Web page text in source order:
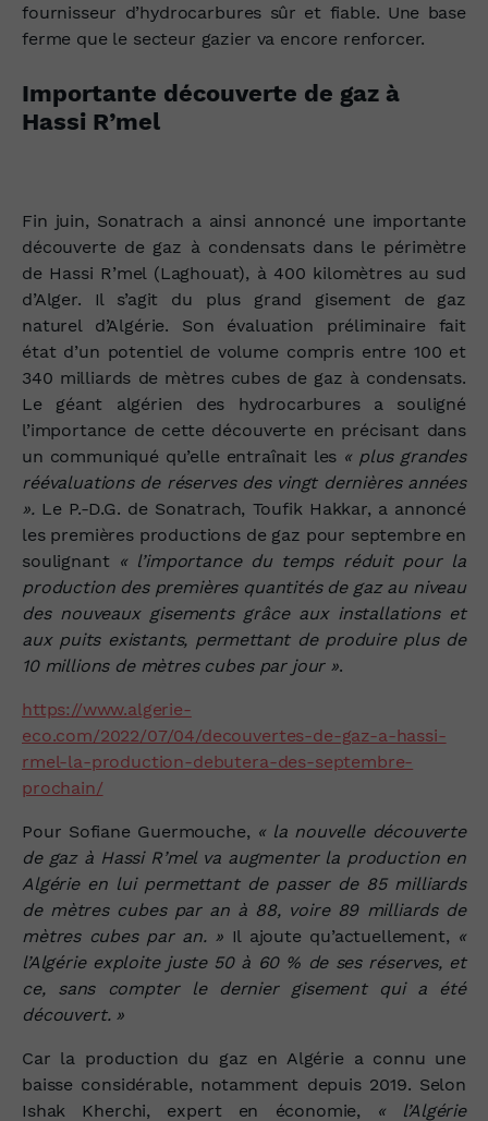
fournisseur d’hydrocarbures sûr et fiable. Une base
ferme que le secteur gazier va encore renforcer.
Importante découverte de gaz à
Hassi R’mel
Fin juin, Sonatrach a ainsi annoncé une importante
découverte de gaz à condensats dans le périmètre
de Hassi R’mel (Laghouat), à 400 kilomètres au sud
d’Alger. Il s’agit du plus grand gisement de gaz
naturel d’Algérie. Son évaluation préliminaire fait
état d’un potentiel de volume compris entre 100 et
340 milliards de mètres cubes de gaz à condensats.
Le géant algérien des hydrocarbures a souligné
l’importance de cette découverte en précisant dans
un communiqué qu’elle entraînait les « plus grandes
réévaluations de réserves des vingt dernières années
». Le P.-D.G. de Sonatrach, Toufik Hakkar, a annoncé
les premières productions de gaz pour septembre en
soulignant « l’importance du temps réduit pour la
production des premières quantités de gaz au niveau
des nouveaux gisements grâce aux installations et
aux puits existants, permettant de produire plus de
10 millions de mètres cubes par jour ».
https://www.algerie-
eco.com/2022/07/04/decouvertes-de-gaz-a-hassi-
rmel-la-production-debutera-des-septembre-
prochain/
Pour Sofiane Guermouche, « la nouvelle découverte
de gaz à Hassi R’mel va augmenter la production en
Algérie en lui permettant de passer de 85 milliards
de mètres cubes par an à 88, voire 89 milliards de
mètres cubes par an. » Il ajoute qu’actuellement, «
l’Algérie exploite juste 50 à 60 % de ses réserves, et
ce, sans compter le dernier gisement qui a été
découvert. »
Car la production du gaz en Algérie a connu une
baisse considérable, notamment depuis 2019. Selon
Ishak Kherchi, expert en économie, « l’Algérie